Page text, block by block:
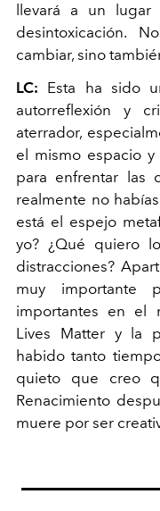
llevará a un
desintoxicación.
cambiar, sino
LC: Esta ha sido
autorreflexión y
aterrador,
el mismo espacio
para enfrentar las
realmente no
está el espejo
yo? ¿Qué quiero
distracciones?
muy importante
importantes en el
Lives Matter y la
habido tanto
quieto que creo
Renacimiento
muere por ser